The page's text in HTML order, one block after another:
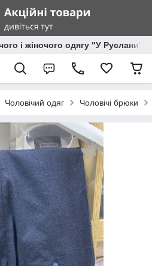
і жіночого одягу "У Руслани"
Чоловічий одяг Чоловічі брюки